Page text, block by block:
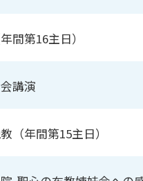
間第16主日）
講演
（年間第15主日）